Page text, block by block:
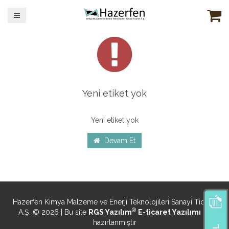
Yeni etiket yok
Yeni etiket yok
Devam Et
Hazerfen Kimya Malzeme ve Enerji Teknolojileri Sanayi Ticaret
A.Ş. © 2026 | Bu site RGS Yazılım® E-ticaret Yazılımı
hazırlanmıştır